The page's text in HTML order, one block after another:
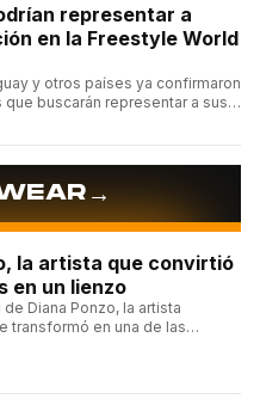
representar a
en la Freestyle World
y otros países ya confirmaron
buscarán representar a sus
→
la artista que convirtió
en un lienzo
Diana Ponzo, la artista
transformó en una de las